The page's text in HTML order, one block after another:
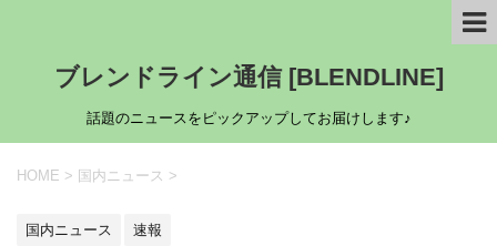
ブレンドライン通信 [BLENDLINE]
話題のニュースをピックアップしてお届けします♪
HOME > 国内ニュース >
国内ニュース 速報